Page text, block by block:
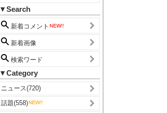
▼Search
新着コメント
新着画像
検索ワード
▼Category
ニュース(720)
話題(558)